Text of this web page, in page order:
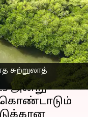
சுற்றுலாத்
08:33 am
அன்று